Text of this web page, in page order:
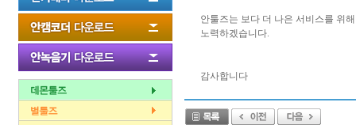
안툴즈는 보다 더 나은 서비스를 위해
노력하겠습니다.
감사합니다